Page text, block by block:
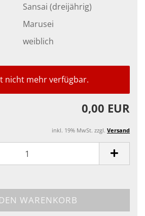
Sansai (dreijährig)
Marusei
weiblich
nicht mehr verfügbar.
0,00 EUR
inkl. 19% MwSt. zzgl. Versand